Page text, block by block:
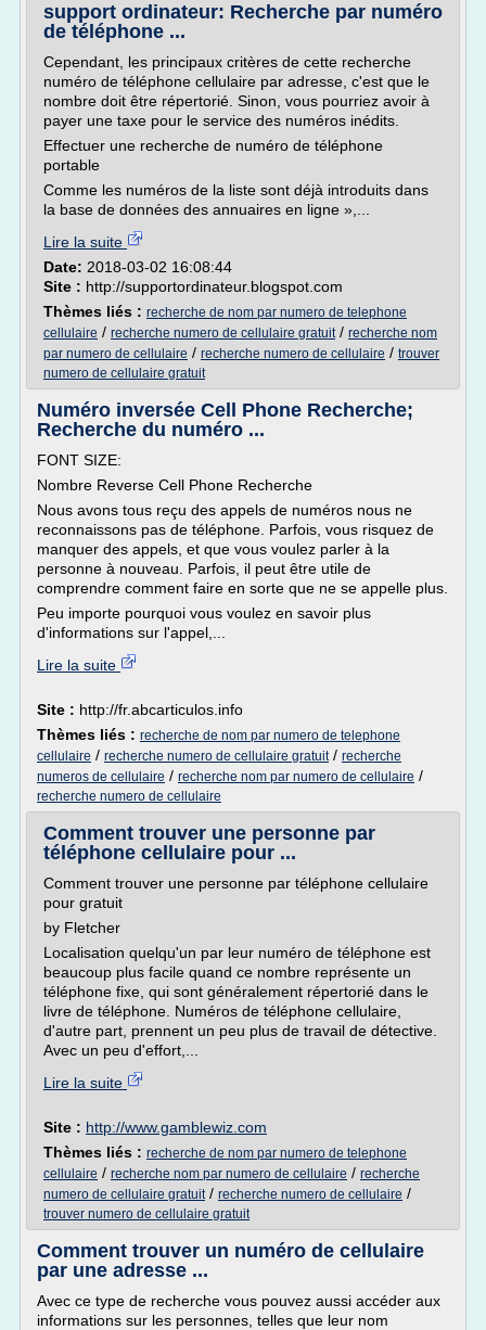
support ordinateur: Recherche par numéro
de téléphone ...
Cependant, les principaux critères de cette recherche
numéro de téléphone cellulaire par adresse, c'est que le
nombre doit être répertorié. Sinon, vous pourriez avoir à
payer une taxe pour le service des numéros inédits.
Effectuer une recherche de numéro de téléphone
portable
Comme les numéros de la liste sont déjà introduits dans
la base de données des annuaires en ligne »,...
Lire la suite
Date: 2018-03-02 16:08:44
Site : http://supportordinateur.blogspot.com
Thèmes liés : recherche de nom par numero de telephone
cellulaire / recherche numero de cellulaire gratuit/ recherche nom
par numero de cellulaire / recherche numero de cellulaire / trouver
numero de cellulaire gratuit
Numéro inversée Cell Phone Recherche;
Recherche du numéro ...
FONT SIZE:
Nombre Reverse Cell Phone Recherche
Nous avons tous reçu des appels de numéros nous ne
reconnaissons pas de téléphone. Parfois, vous risquez de
manquer des appels, et que vous voulez parler à la
personne à nouveau. Parfois, il peut être utile de
comprendre comment faire en sorte que ne se appelle plus.
Peu importe pourquoi vous voulez en savoir plus
d'informations sur l'appel,...
Lire la suite
Site : http://fr.abcarticulos.info
Thèmes liés : recherche de nom par numero de telephone
cellulaire / recherche numero de cellulaire gratuit/ recherche
numeros de cellulaire / recherche nom par numero de cellulaire /
recherche numero de cellulaire
Comment trouver une personne par
téléphone cellulaire pour ...
Comment trouver une personne par téléphone cellulaire
pour gratuit
by Fletcher
Localisation quelqu'un par leur numéro de téléphone est
beaucoup plus facile quand ce nombre représente un
téléphone fixe, qui sont généralement répertorié dans le
livre de téléphone. Numéros de téléphone cellulaire,
d'autre part, prennent un peu plus de travail de détective.
Avec un peu d'effort,...
Lire la suite
Site : http://www.gamblewiz.com
Thèmes liés : recherche de nom par numero de telephone
cellulaire / recherche nom par numero de cellulaire / recherche
numero de cellulaire gratuit/ recherche numero de cellulaire /
trouver numero de cellulaire gratuit
Comment trouver un numéro de cellulaire
par une adresse ...
Avec ce type de recherche vous pouvez aussi accéder aux
informations sur les personnes, telles que leur nom